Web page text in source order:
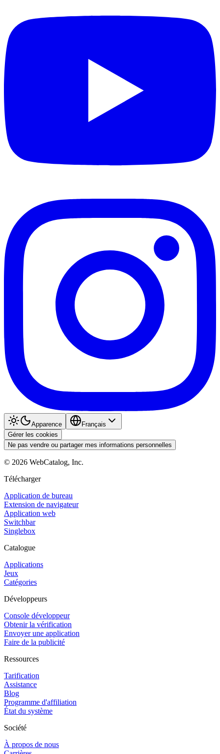
Apparence
Français
Gérer les cookies
Ne pas vendre ou partager mes informations personnelles
© 2026 WebCatalog, Inc.
Télécharger
Application de bureau
Extension de navigateur
Application web
Switchbar
Singlebox
Catalogue
Applications
Jeux
Catégories
Développeurs
Console développeur
Obtenir la vérification
Envoyer une application
Faire de la publicité
Ressources
Tarification
Assistance
Blog
Programme d'affiliation
État du système
Société
À propos de nous